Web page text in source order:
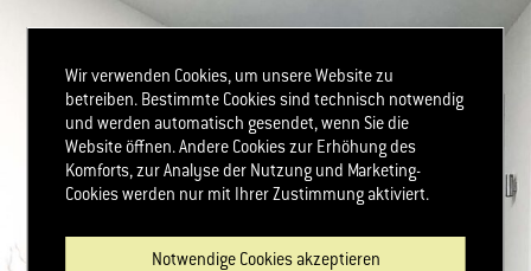
Wir verwenden Cookies, um unsere Website zu
betreiben. Bestimmte Cookies sind technisch notwendig
und werden automatisch gesendet, wenn Sie die
Website öffnen. Andere Cookies zur Erhöhung des
Komforts, zur Analyse der Nutzung und Marketing-
Cookies werden nur mit Ihrer Zustimmung aktiviert.
Notwendige Cookies akzeptieren